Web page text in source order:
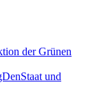
der Grünen
und